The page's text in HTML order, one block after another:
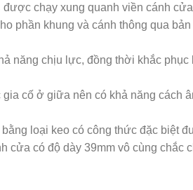
chạy xung quanh viền cánh
phần khung và cánh thông qua
năng chịu lực, đồng thời khắc phục
cố ở giữa nên có khả năng cách
loại keo có công thức đặc biệt
cửa có độ dày 39mm vô cùng chắc